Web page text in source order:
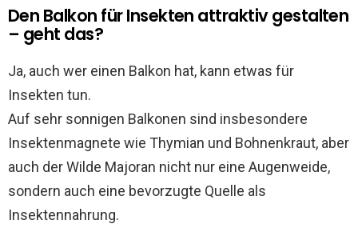
Den Balkon für Insekten attraktiv gestalten
– geht das?
Ja, auch wer einen Balkon hat, kann etwas für
Insekten tun.
Auf sehr sonnigen Balkonen sind insbesondere
Insektenmagnete wie Thymian und Bohnenkraut, aber
auch der Wilde Majoran nicht nur eine Augenweide,
sondern auch eine bevorzugte Quelle als
Insektennahrung.